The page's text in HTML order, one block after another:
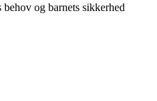
og barnets sikkerhed